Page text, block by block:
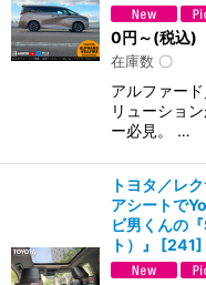
0円 ～(税込)
在庫数 〇
アルファー
リューショ
ー必見。 …
トヨタ／レ
アシートで
ビ男くんの
ト）』
[241]